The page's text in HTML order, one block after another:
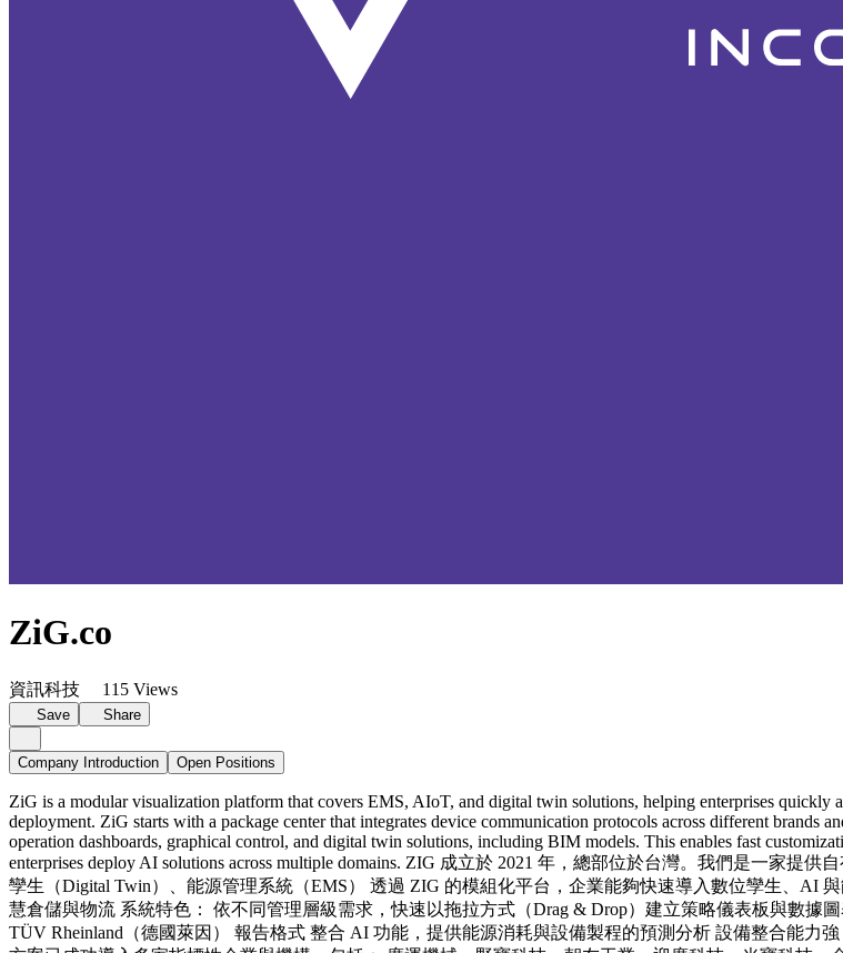
ZiG.co
資訊科技 115 Views
Save Share
Company Introduction Open Positions
ZiG is a modular visualization platform that covers EMS, AIoT, and digital twin solutions, helping enterprises quickly
deployment. ZiG starts with a package center that integrates device communication protocols across different brands
operation dashboards, graphical control, and digital twin solutions, including BIM models. This enables fast
enterprises deploy AI solutions across multiple domains. ZIG 成立於 2021 年，總部位於台灣。我們是一家
孿生（Digital Twin）、能源管理系統（EMS） 透過 ZIG 的模組化平台，企業能夠快速導入數位孿生、AI
慧倉儲與物流 系統特色： 依不同管理層級需求，快速以拖拉方式（Drag & Drop）建立策略儀表板與數
TÜV Rheinland（德國萊因） 報告格式 整合 AI 功能，提供能源消耗與設備製程的預測分析 設備整合能力